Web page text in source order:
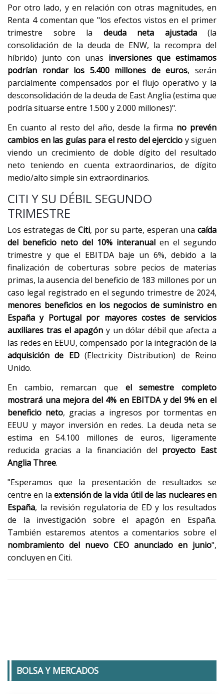
Por otro lado, y en relación con otras magnitudes, en
Renta 4 comentan que "los efectos vistos en el primer
trimestre sobre la deuda neta ajustada(la
consolidación de la deuda de ENW, la recompra del
híbrido) junto con unas inversiones que estimamos
podrían rondar los 5.400 millones de euros, serán
parcialmente compensados por el flujo operativo y la
desconsolidación de la deuda de East Anglia (estima que
podría situarse entre 1.500 y 2.000 millones)".
En cuanto al resto del año, desde la firma no prevén
cambios en las guías para el resto del ejercicio y siguen
viendo un crecimiento de doble dígito del resultado
neto teniendo en cuenta extraordinarios, de dígito
medio/alto simple sin extraordinarios.
CITI Y SU DÉBIL SEGUNDO
TRIMESTRE
Los estrategas de Citi, por su parte, esperan una caída
del beneficio neto del 10% interanual en el segundo
trimestre y que el EBITDA baje un 6%, debido a la
finalización de coberturas sobre pecios de materias
primas, la ausencia del beneficio de 183 millones por un
caso legal registrado en el segundo trimestre de 2024,
menores beneficios en los negocios de suministro en
España y Portugal por mayores costes de servicios
auxiliares tras el apagóny un dólar débil que afecta a
las redes en EEUU, compensado por la integración de la
adquisición de ED(Electricity Distribution) de Reino
Unido.
En cambio, remarcan que el semestre completo
mostrará una mejora del 4% en EBITDA y del 9% en el
beneficio neto, gracias a ingresos por tormentas en
EEUU y mayor inversión en redes. La deuda neta se
estima en 54.100 millones de euros, ligeramente
reducida gracias a la financiación del proyecto East
Anglia Three.
"Esperamos que la presentación de resultados se
centre en laextensión de la vida útil de las nucleares en
España, la revisión regulatoria de ED y los resultados
de la investigación sobre el apagón en España.
También estaremos atentos a comentarios sobre el
nombramiento del nuevo CEO anunciado en junio",
concluyen en Citi.
BOLSA Y MERCADOS